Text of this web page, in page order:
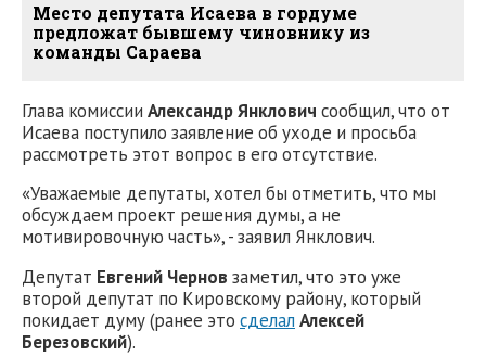
Место депутата Исаева в гордуме
предложат бывшему чиновнику из
команды Сараева
Глава комиссии Александр Янклович сообщил, что от
Исаева поступило заявление об уходе и просьба
рассмотреть этот вопрос в его отсутствие.
«Уважаемые депутаты, хотел бы отметить, что мы
обсуждаем проект решения думы, а не
мотивировочную часть», - заявил Янклович.
Депутат Евгений Чернов заметил, что это уже
второй депутат по Кировскому району, который
покидает думу (ранее это сделал Алексей
Березовский).